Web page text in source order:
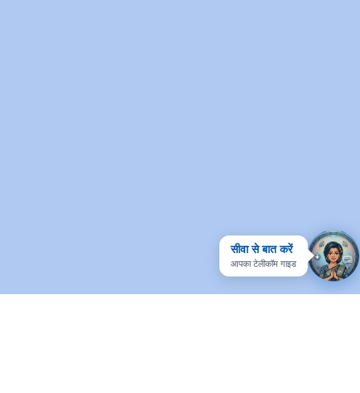
सीवा से बात करें
आपका टेलीकॉम गाइड